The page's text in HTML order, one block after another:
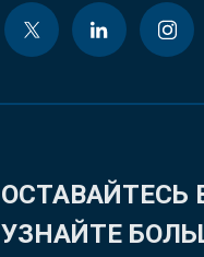
ОСТАВАЙТЕСЬ
УЗНАЙТЕ